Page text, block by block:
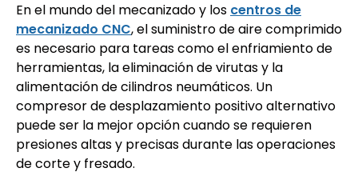
En el mundo del mecanizado y los centros de
mecanizado CNC, el suministro de aire comprimido
es necesario para tareas como el enfriamiento de
herramientas, la eliminación de virutas y la
alimentación de cilindros neumáticos. Un
compresor de desplazamiento positivo alternativo
puede ser la mejor opción cuando se requieren
presiones altas y precisas durante las operaciones
de corte y fresado.